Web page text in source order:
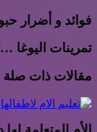
فوائد و أضرار
تمرينات اليوغا
مقالات ذات صلة